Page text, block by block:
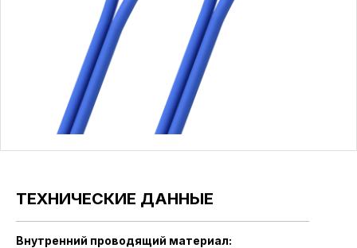
ТЕХНИЧЕСКИЕ ДАННЫЕ
Внутренний проводящий материал: